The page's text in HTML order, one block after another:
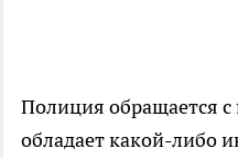
Полиция обращается с
обладает какой-либо